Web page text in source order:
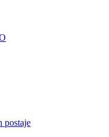
postaje